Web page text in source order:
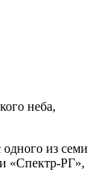
неба,
одного из семи
«Спектр-РГ»,